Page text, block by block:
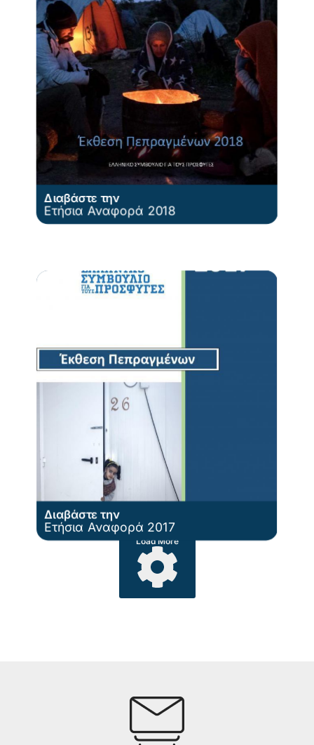
Διαβάστε την
Ετήσια Αναφορά 2018
Διαβάστε την
Ετήσια Αναφορά 2017
Load More